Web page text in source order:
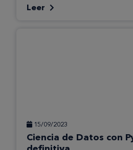
Leer
15/09/2023
Ciencia de Datos con